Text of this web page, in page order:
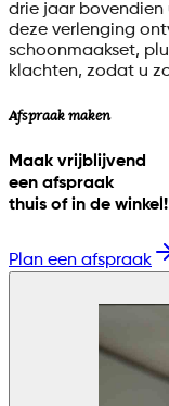
drie jaar bovendien
deze verlenging
schoonmaakset,
klachten, zodat u
Afspraak maken
Maak vrijblijvend
een afspraak
thuis of in de winkel!
Plan een afspraak